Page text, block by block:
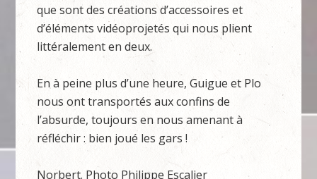
que sont des créations d’accessoires et
d’éléments vidéoprojetés qui nous plient
littéralement en deux.
En à peine plus d’une heure, Guigue et Plo
nous ont transportés aux confins de
l’absurde, toujours en nous amenant à
réfléchir : bien joué les gars !
Norbert. Photo Philippe Escalier